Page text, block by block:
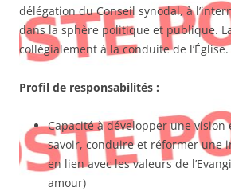
délégation du Conseil synodal, à
dans la sphère politique et publique.
collégialement à la conduite de l’Église.
Profil de responsabilités :
Capacité à développer une vision
savoir, conduire et réformer une
en lien avec les valeurs de
amour)